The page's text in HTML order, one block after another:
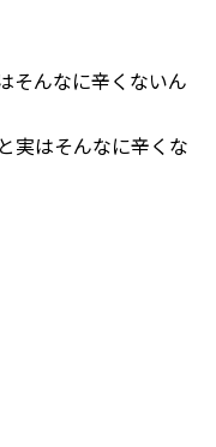
そんなに辛くないん
実はそんなに辛くな